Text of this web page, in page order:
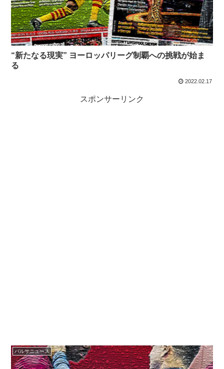
“新たなる現実” ヨーロッパリーグ制覇への挑戦が始ま
る
2022.02.17
スポンサーリンク
バルサニュース